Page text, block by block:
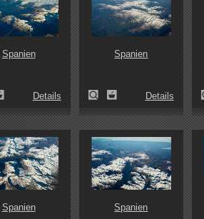
Spanien
Details
Spanien
Details
Spanien Spanien